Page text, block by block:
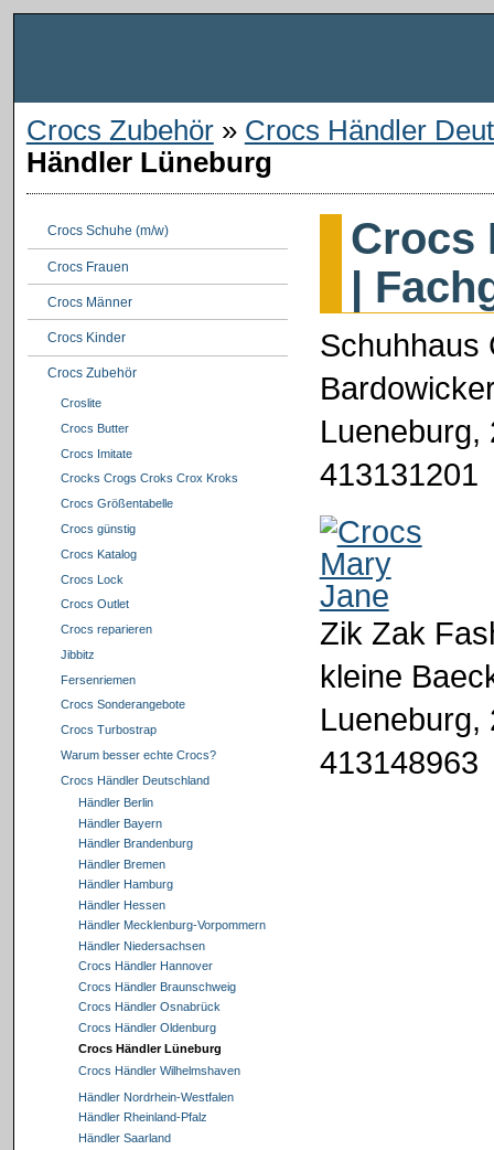
Crocs Zubehör» Crocs Händler
Händler Lüneburg
Crocs Schuhe (m/w)
Crocs Frauen
Crocs Männer
Crocs Kinder
Crocs Zubehör
Croslite
Crocs Butter
Crocs Imitate
Crocks Crogs Croks Crox Kroks
Crocs Größentabelle
Crocs günstig
Crocs Katalog
Crocs Lock
Crocs Outlet
Crocs reparieren
Jibbitz
Fersenriemen
Crocs Sonderangebote
Crocs Turbostrap
Warum besser echte Crocs?
Crocs Händler Deutschland
Händler Berlin
Händler Bayern
Händler Brandenburg
Händler Bremen
Händler Hamburg
Händler Hessen
Händler Mecklenburg-Vorpommern
Händler Niedersachsen
Crocs Händler Hannover
Crocs Händler Braunschweig
Crocs Händler Osnabrück
Crocs Händler Oldenburg
Crocs Händler Lüneburg
Crocs Händler Wilhelmshaven
Händler Nordrhein-Westfalen
Händler Rheinland-Pfalz
Händler Saarland
Crocs
|
Schuhhaus
Lueneburg,
413131201
Zik Zak
kleine
Lueneburg,
413148963